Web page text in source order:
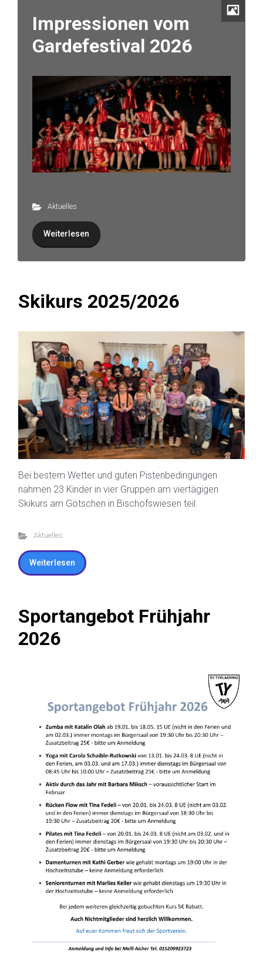
Impressionen vom
Gardefestival 2026
Aktuelles
Weiterlesen
Skikurs 2025/2026
Bei bestem Wetter und guten Pistenbedingungen
nahmen 23 Kinder in vier Gruppen am viertägigen
Skikurs am Götschen in Bischofswiesen teil.
Aktuelles
Weiterlesen
Sportangebot Frühjahr
2026